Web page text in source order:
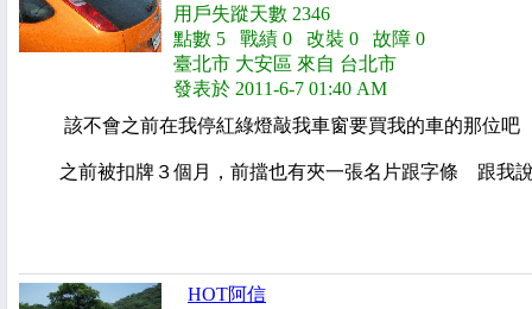
用戶失蹤天數 2346
點數 5 戰績 0 改裝 0 故障 0
臺北市 大安區 來自 台北市
發表於 2011-6-7 01:40 AM
該不會之前在我停紅綠燈敲我車窗要買我的車的那位
之前被扣牌３個月，前擋也有夾一張名片跟字條 跟我
HOT阿信